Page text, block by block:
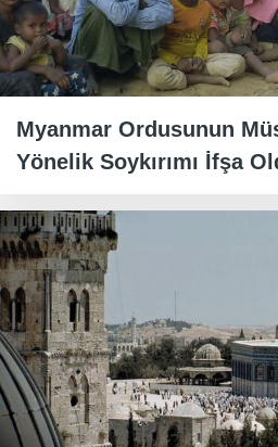
Myanmar Ordusunun
Yönelik Soykırımı İfşa